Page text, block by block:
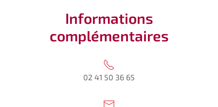
Informations
complémentaires
02 41 50 36 65